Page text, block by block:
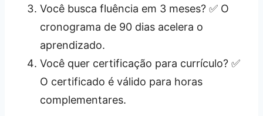
Você busca fluência em 3 meses? ✅ O
cronograma de 90 dias acelera o
aprendizado.
Você quer certificação para currículo? ✅
O certificado é válido para horas
complementares.